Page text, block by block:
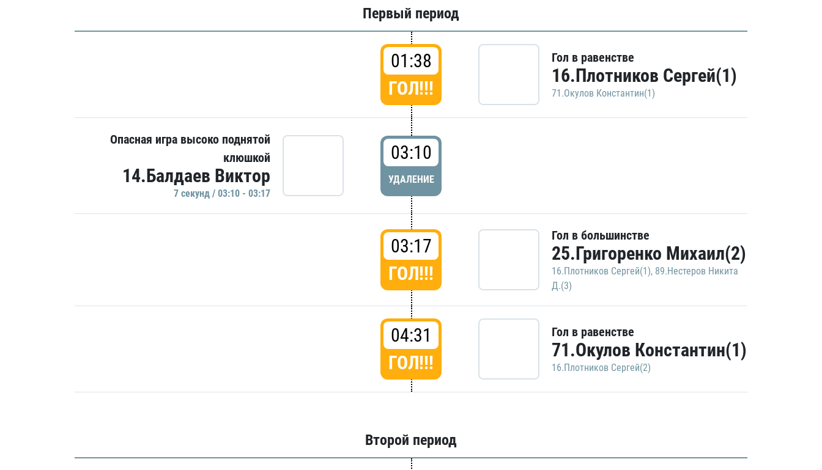
Первый период
01:38
ГОЛ!!!
Гол в равенстве
16.Плотников Сергей(1)
71.Окулов Константин(1)
Опасная игра высоко поднятой
клюшкой
14.Балдаев Виктор
7 секунд / 03:10 - 03:17
03:10
УДАЛЕНИЕ
03:17
ГОЛ!!!
Гол в большинстве
25.Григоренко Михаил(2)
16.Плотников Сергей(1), 89.Нестеров Никита
Д.(3)
04:31
ГОЛ!!!
Гол в равенстве
71.Окулов Константин(1)
16.Плотников Сергей(2)
Второй период